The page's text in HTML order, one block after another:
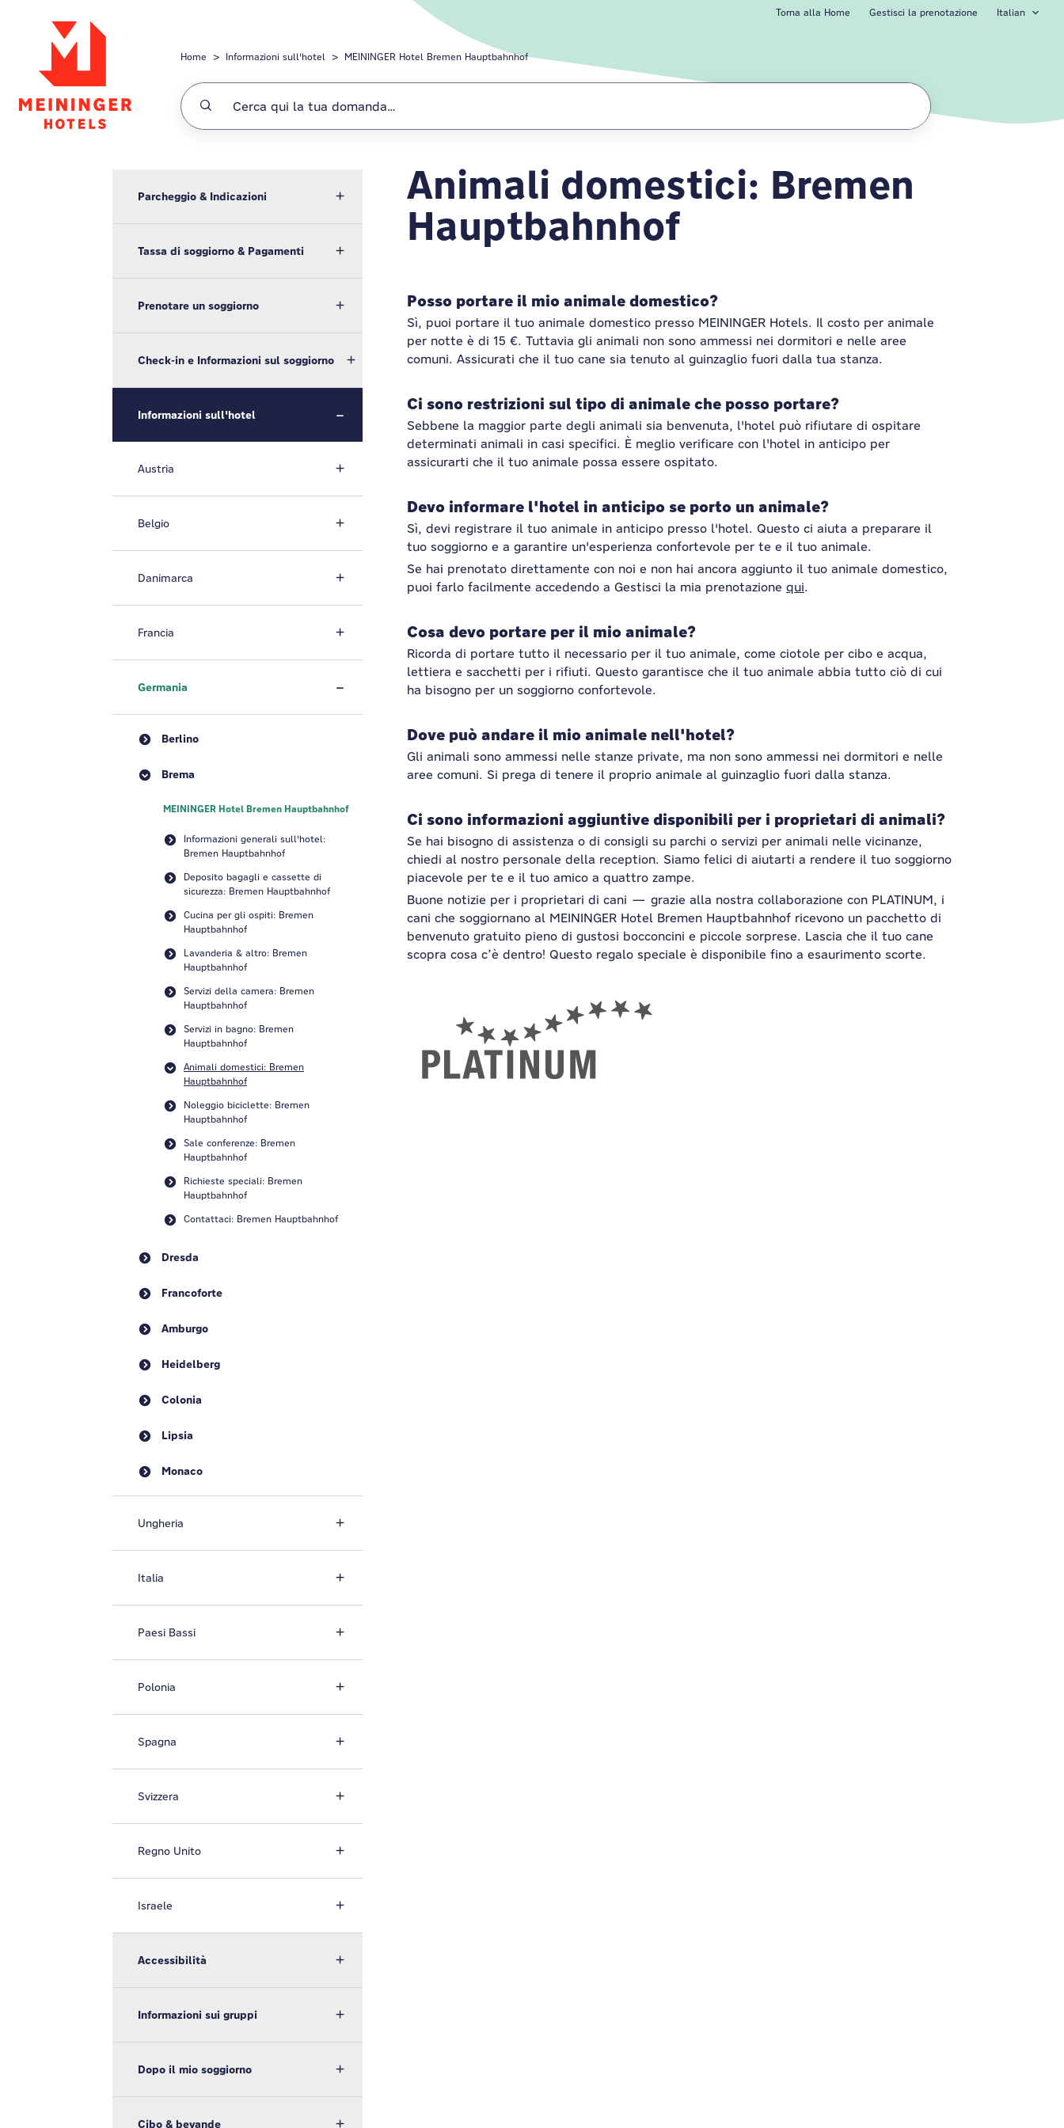
Torna alla Home Gestisci la prenotazione Italian
Home Informazioni sull'hotel MEININGER Hotel Bremen Hauptbahnhof
MEININGER Hotel Bremen
Animali domestici: Bremen
Hauptbahnhof
Posso portare il mio animale domestico?
Sì, puoi portare il tuo animale domestico presso MEININGER Hotels. Il costo per animale
per notte è di 15 €. Tuttavia gli animali non sono ammessi nei dormitori e nelle aree
comuni. Assicurati che il tuo cane sia tenuto al guinzaglio fuori dalla tua stanza.
Ci sono restrizioni sul tipo di animale che posso portare?
Sebbene la maggior parte degli animali sia benvenuta, l'hotel può rifiutare di ospitare
determinati animali in casi specifici. È meglio verificare con l'hotel in anticipo per
assicurarti che il tuo animale possa essere ospitato.
Devo informare l'hotel in anticipo se porto un animale?
Sì, devi registrare il tuo animale in anticipo presso l'hotel. Questo ci aiuta a preparare il
tuo soggiorno e a garantire un'esperienza confortevole per te e il tuo animale.
Se hai prenotato direttamente con noi e non hai ancora aggiunto il tuo animale domestico,
puoi farlo facilmente accedendo a Gestisci la mia prenotazione qui.
Cosa devo portare per il mio animale?
Ricorda di portare tutto il necessario per il tuo animale, come ciotole per cibo e acqua,
lettiera e sacchetti per i rifiuti. Questo garantisce che il tuo animale abbia tutto ciò di cui
ha bisogno per un soggiorno confortevole.
Dove può andare il mio animale nell'hotel?
Gli animali sono ammessi nelle stanze private, ma non sono ammessi nei dormitori e nelle
aree comuni. Si prega di tenere il proprio animale al guinzaglio fuori dalla stanza.
Ci sono informazioni aggiuntive disponibili per i proprietari di animali?
Se hai bisogno di assistenza o di consigli su parchi o servizi per animali nelle vicinanze,
chiedi al nostro personale della reception. Siamo felici di aiutarti a rendere il tuo soggiorno
piacevole per te e il tuo amico a quattro zampe.
Buone notizie per i proprietari di cani — grazie alla nostra collaborazione con PLATINUM, i
cani che soggiornano al MEININGER Hotel Bremen Hauptbahnhof ricevono un pacchetto di
benvenuto gratuito pieno di gustosi bocconcini e piccole sorprese. Lascia che il tuo cane
scopra cosa c’è dentro! Questo regalo speciale è disponibile fino a esaurimento scorte.
Parcheggio & Indicazioni
Tassa di soggiorno & Pagamenti
Prenotare un soggiorno
Check-in e Informazioni sul soggiorno
Informazioni sull'hotel
Austria
Belgio
Danimarca
Francia
Germania
Berlino
Brema
MEININGER Hotel Bremen Hauptbahnhof
Informazioni generali sull'hotel:
Bremen Hauptbahnhof
Deposito bagagli e cassette di
sicurezza: Bremen Hauptbahnhof
Cucina per gli ospiti: Bremen
Hauptbahnhof
Lavanderia & altro: Bremen
Hauptbahnhof
Servizi della camera: Bremen
Hauptbahnhof
Servizi in bagno: Bremen
Hauptbahnhof
Animali domestici: Bremen
Hauptbahnhof
Noleggio biciclette: Bremen
Hauptbahnhof
Sale conferenze: Bremen
Hauptbahnhof
Richieste speciali: Bremen
Hauptbahnhof
Contattaci: Bremen Hauptbahnhof
Dresda
Francoforte
Amburgo
Heidelberg
Colonia
Lipsia
Monaco
Ungheria
Italia
Paesi Bassi
Polonia
Spagna
Svizzera
Regno Unito
Israele
Accessibilità
Informazioni sui gruppi
Dopo il mio soggiorno
Cibo & bevande